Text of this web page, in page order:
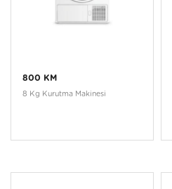
800 KM
8 Kg Kurutma Makinesi